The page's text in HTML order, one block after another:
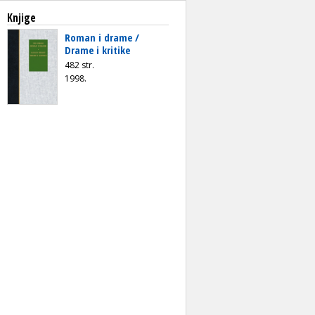
Knjige
Roman i drame /
Drame i kritike
482 str.
1998.